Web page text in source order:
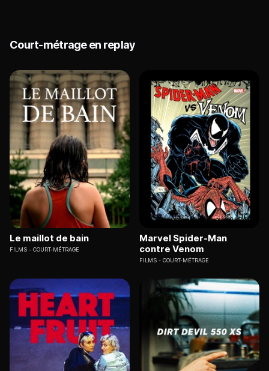
Court-métrage en replay
Le maillot de bain
FILMS COURT-MÉTRAGE
Marvel Spider-Man
contre Venom
FILMS COURT-MÉTRAGE